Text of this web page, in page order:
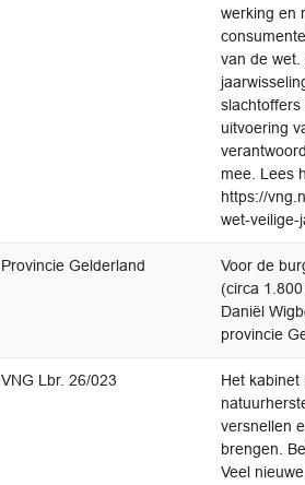
werking en
van de wet.
slachtoffers
uitvoering
mee. Lees
https://
wet-veilige-
Provincie Gelderland
Voor de
(circa
Daniël
provincie
VNG Lbr. 26/023
Het kabinet
versnellen
brengen.
Veel